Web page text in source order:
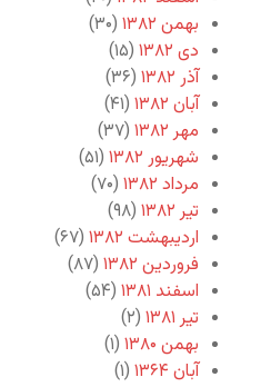
بهمن ۱۳۸۲
(۳۰)
دی ۱۳۸۲
(۱۵)
آذر ۱۳۸۲
(۳۶)
آبان ۱۳۸۲
(۴۱)
مهر ۱۳۸۲
(۳۷)
شهریور ۱۳۸۲
(۵۱)
مرداد ۱۳۸۲
(۷۰)
تیر ۱۳۸۲
(۹۸)
اردیبهشت ۱۳۸۲
(۶۷)
فروردین ۱۳۸۲
(۸۷)
اسفند ۱۳۸۱
(۵۴)
تیر ۱۳۸۱
(۲)
بهمن ۱۳۸۰
(۱)
آبان ۱۳۶۴
(۱)